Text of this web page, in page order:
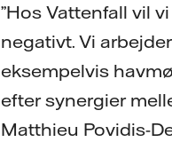
”Hos Vattenfall vil
negativt. Vi
eksempelvis
efter synergier
Matthieu Povidis-